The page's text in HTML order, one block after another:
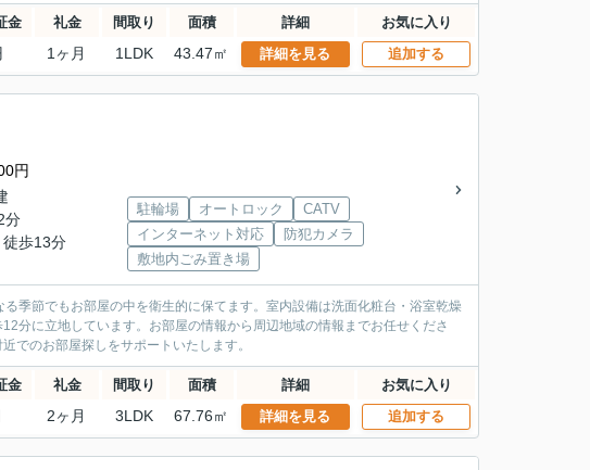
金 礼金 間取り 面積 詳細 お気に入り
1ヶ月 1LDK 43.47㎡ 詳細を見る 追加する
円
分
徒歩13分
駐輪場 オートロック
CATV
インターネット対応
防犯カメラ
敷地内ごみ置き場
季節でもお部屋の中を衛生的に保てます。室内設備は洗面化粧台・浴室乾燥
分に立地しています。お部屋の情報から周辺地域の情報までお任せくださ
でのお部屋探しをサポートいたします。
金 礼金 間取り 面積 詳細 お気に入り
2ヶ月 3LDK 67.76㎡ 詳細を見る 追加する